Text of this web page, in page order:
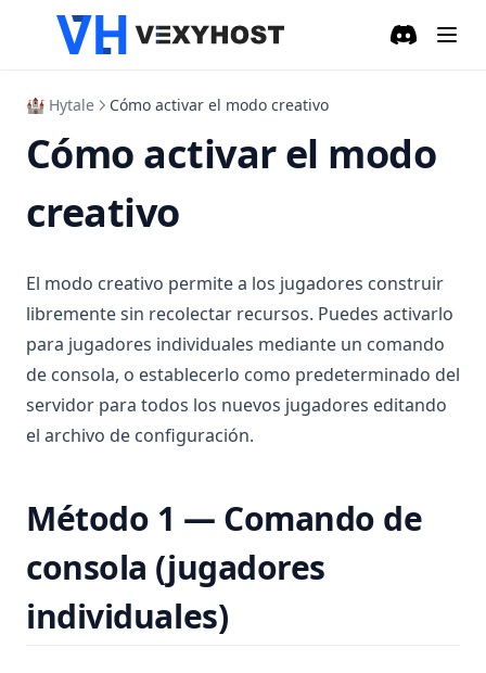
🏰 Hytale Cómo activar el modo creativo
Cómo activar el modo
creativo
El modo creativo permite a los jugadores construir
libremente sin recolectar recursos. Puedes activarlo
para jugadores individuales mediante un comando
de consola, o establecerlo como predeterminado del
servidor para todos los nuevos jugadores editando
el archivo de configuración.
Método 1 — Comando de
consola (jugadores
individuales)